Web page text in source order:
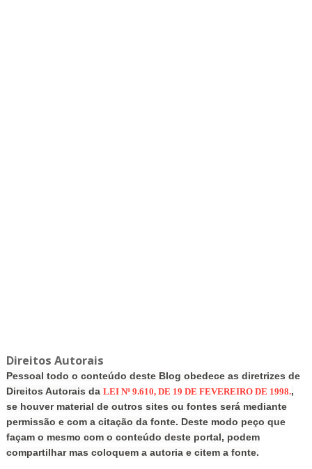
Direitos Autorais
Pessoal todo o conteúdo deste Blog obedece as diretrizes de
Direitos Autorais da LEI Nº 9.610, DE 19 DE FEVEREIRO DE 1998.,
se houver material de outros sites ou fontes será mediante
permissão e com a citação da fonte. Deste modo peço que
façam o mesmo com o conteúdo deste portal, podem
compartilhar mas coloquem a autoria e citem a fonte.